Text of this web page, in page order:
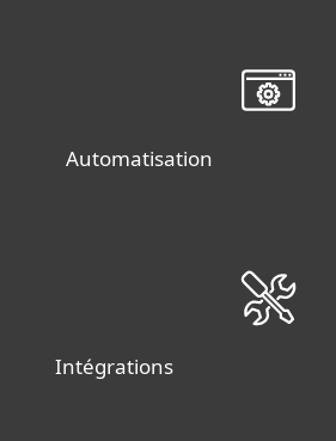
Automatisation
Intégrations